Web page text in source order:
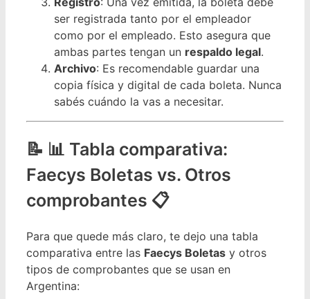
ser registrada tanto por el empleador
como por el empleado. Esto asegura que
ambas partes tengan un respaldo legal.
Archivo: Es recomendable guardar una
copia física y digital de cada boleta. Nunca
sabés cuándo la vas a necesitar.
📊 Tabla comparativa:
Faecys Boletas vs. Otros
comprobantes 📋
Para que quede más claro, te dejo una tabla
comparativa entre las Faecys Boletas y otros
tipos de comprobantes que se usan en
Argentina: